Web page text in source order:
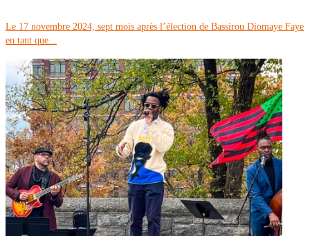
Le 17 novembre 2024, sept mois après l’élection de Bassirou Diomaye Faye
en tant que...